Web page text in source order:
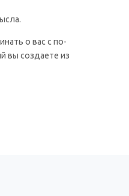
о вас с по-
вы создаете из